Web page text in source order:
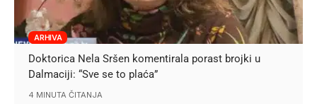
ARHIVA
Doktorica Nela Sršen komentirala porast brojki u
Dalmaciji: “Sve se to plaća”
4 MINUTA ČITANJA